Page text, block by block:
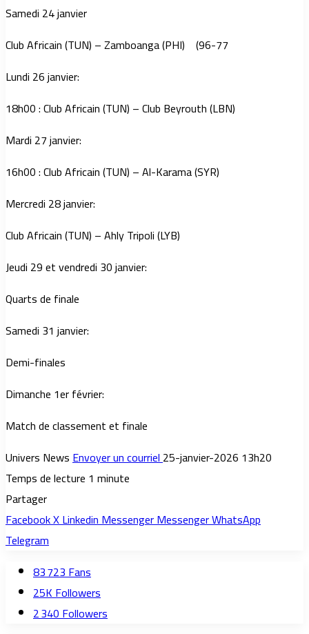
Samedi 24 janvier
Club Africain (TUN) – Zamboanga (PHI) (96-77
Lundi 26 janvier:
18h00 : Club Africain (TUN) – Club Beyrouth (LBN)
Mardi 27 janvier:
16h00 : Club Africain (TUN) – Al-Karama (SYR)
Mercredi 28 janvier:
Club Africain (TUN) – Ahly Tripoli (LYB)
Jeudi 29 et vendredi 30 janvier:
Quarts de finale
Samedi 31 janvier:
Demi-finales
Dimanche 1er février:
Match de classement et finale
Univers NewsEnvoyer un courriel25-janvier-2026 13h20
Temps de lecture 1 minute
Partager
FacebookXLinkedinMessengerMessengerWhatsApp
Telegram
83 723Fans
25KFollowers
2 340Followers